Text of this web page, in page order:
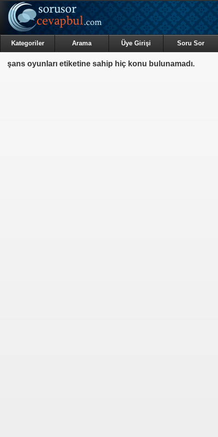
Kategoriler Arama Üye Girişi Soru Sor
şans oyunları etiketine sahip hiç konu bulunamadı.